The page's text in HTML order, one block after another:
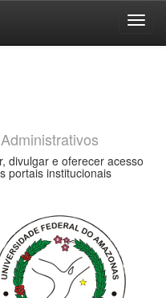
divulgar e oferecer acesso
portais institucionais